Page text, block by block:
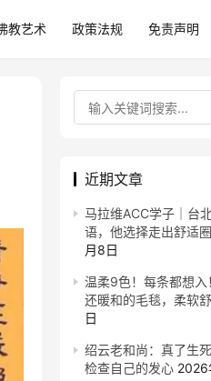
教艺术 政策法规 免责声明
近期文章
马拉维ACC学子｜台
语，他选择走出舒适
月8日
温柔9色！每条都想
还暖和的毛毯，柔软舒
日
绍云老和尚：真了生
检查自己的发心 2026